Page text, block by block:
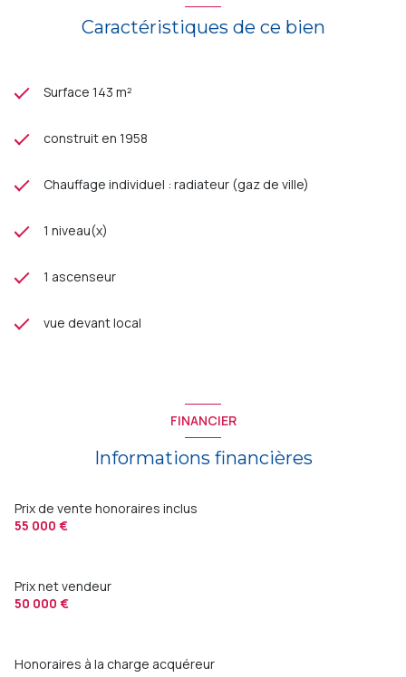
Caractéristiques de ce bien
Surface 143 m²
construit en 1958
Chauffage individuel : radiateur (gaz de ville)
1 niveau(x)
1 ascenseur
vue devant local
FINANCIER
Informations financières
Prix de vente honoraires inclus
55 000 €
Prix net vendeur
50 000 €
Honoraires à la charge acquéreur